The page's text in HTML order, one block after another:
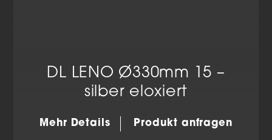
DL LENO Ø330mm 15 –
silber eloxiert
Mehr Details Produkt anfragen